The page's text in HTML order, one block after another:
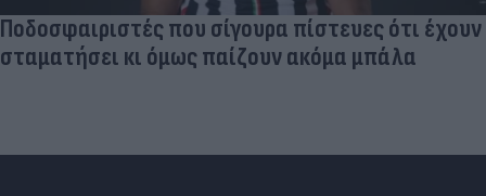
Δραματικός ο απολογισμός από τις μεγάλες
φωτιές - «Κόκκινα» 118 κτίρια σε 325 ελέγχους